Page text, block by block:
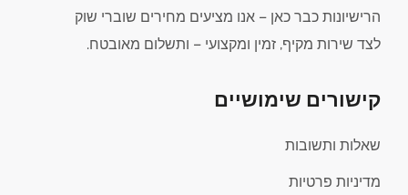
הרישיונות כבר כאן – אנו מציעים מחירים שוברי שוק
לצד שירות מקיף, זמין ומקצועי – ותשלום מאובטח.
קישורים שימושיים
שאלות ותשובות
מדיניות פרטיות